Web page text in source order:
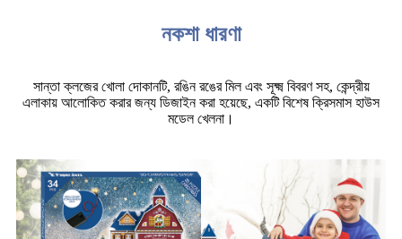
নকশা ধারণা
সান্তা ক্লজের খোলা দোকানটি, রঙিন রঙের মিল এবং সূক্ষ্ম বিবরণ সহ, কেন্দ্রীয়
এলাকায় আলোকিত করার জন্য ডিজাইন করা হয়েছে, একটি বিশেষ ক্রিসমাস হাউস
মডেল খেলনা।